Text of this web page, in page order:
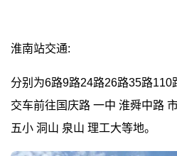
淮南站交通:
分别为6路9路24路26路35路
交车前往国庆路 一中 淮舜中路
五小 洞山 泉山 理工大等地。